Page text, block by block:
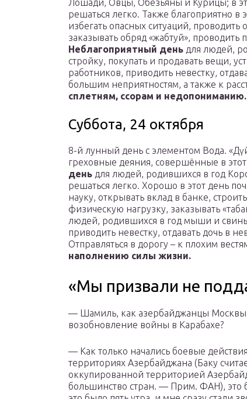
Лошади, Овцы, Обезьяны и Курицы; в
решаться легко. Также благоприятно в
избегать опасных ситуаций,
заказывать обряд «жабтуй»,
Неблагоприятный день для людей,
стройку, покупать и продавать вещи,
работников, приводить невестку,
большим неприятностям, а также к
сплетням, ссорам и недопониманию.
Суббота, 24 октября
8-й лунный день с элементом Вода.
греховные деяния, совершённые в
день для людей, родившихся в год
решаться легко. Хорошо в этот день
науку, открывать вклад в банке,
физическую нагрузку, заказывать
людей, родившихся в год мыши и
приводить невестку, отдавать дочь в
Отправляться в дорогу – к плохим
наполнению силы жизни.
«Мы призвали не
— Шамиль, как азербайджанцы Москвы
возобновление войны в Карабахе?
— Как только начались боевые
территориях Азербайджана (Баку
оккупированной территорией
большинство стран. — Прим. ФАН), это